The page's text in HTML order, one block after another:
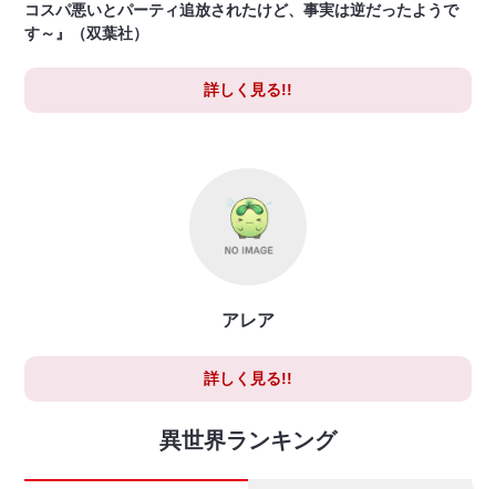
コスパ悪いとパーティ追放されたけど、事実は逆だったようで
す～』（双葉社）
詳しく見る!!
アレア
詳しく見る!!
異世界ランキング